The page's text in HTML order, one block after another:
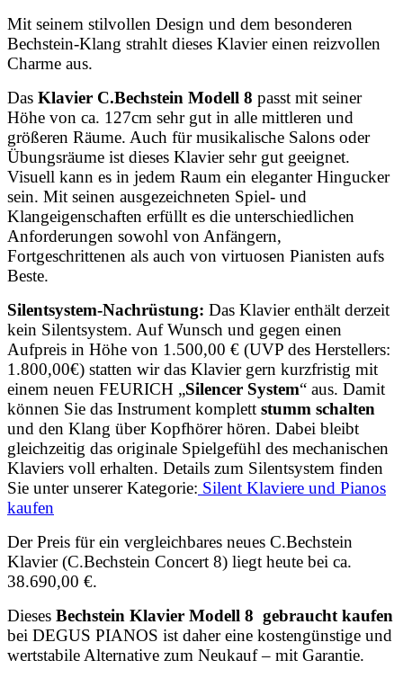
Mit seinem stilvollen Design und dem besonderen
Bechstein-Klang strahlt dieses Klavier einen reizvollen
Charme aus.
Das Klavier C.Bechstein Modell 8 passt mit seiner
Höhe von ca. 127cm sehr gut in alle mittleren und
größeren Räume. Auch für musikalische Salons oder
Übungsräume ist dieses Klavier sehr gut geeignet.
Visuell kann es in jedem Raum ein eleganter Hingucker
sein. Mit seinen ausgezeichneten Spiel- und
Klangeigenschaften erfüllt es die unterschiedlichen
Anforderungen sowohl von Anfängern,
Fortgeschrittenen als auch von virtuosen Pianisten aufs
Beste.
Silentsystem-Nachrüstung: Das Klavier enthält derzeit
kein Silentsystem. Auf Wunsch und gegen einen
Aufpreis in Höhe von 1.500,00 € (UVP des Herstellers:
1.800,00€) statten wir das Klavier gern kurzfristig mit
einem neuen FEURICH „Silencer System“ aus. Damit
können Sie das Instrument komplett stumm schalten
und den Klang über Kopfhörer hören. Dabei bleibt
gleichzeitig das originale Spielgefühl des mechanischen
Klaviers voll erhalten. Details zum Silentsystem finden
Sie unter unserer Kategorie: Silent Klaviere und Pianos
kaufen
Der Preis für ein vergleichbares neues C.Bechstein
Klavier (C.Bechstein Concert 8) liegt heute bei ca.
38.690,00 €.
Dieses Bechstein Klavier Modell 8 gebraucht kaufen
bei DEGUS PIANOS ist daher eine kostengünstige und
wertstabile Alternative zum Neukauf – mit Garantie.